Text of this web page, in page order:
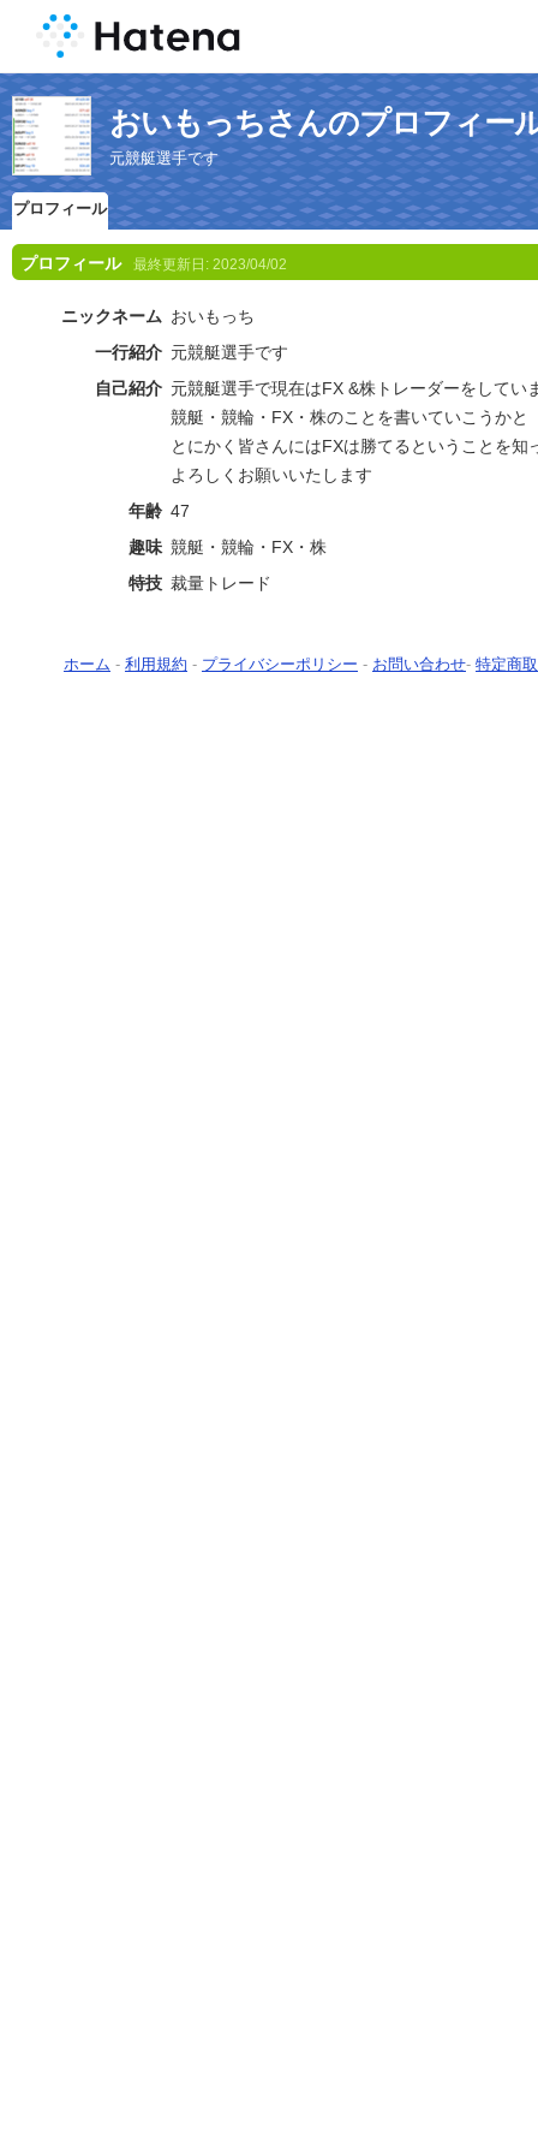
おいもっちさんのプロフィー
元競艇選手です
プロフィール
プロフィール 最終更新日: 2023/04/02
ニックネーム おいもっち
一行紹介 元競艇選手です
自己紹介 元競艇選手で現在はFX &株トレーダーをしてい
競艇・競輪・FX・株のことを書いていこうかと
とにかく皆さんにはFXは勝てるということを知
よろしくお願いいたします
年齢 47
趣味 競艇・競輪・FX・株
特技 裁量トレード
ホーム - 利用規約 - プライバシーポリシー - お問い合わせ- 特定商